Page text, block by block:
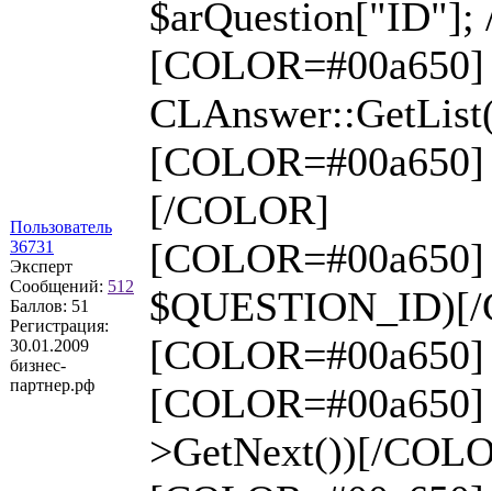
Пользователь
36731
Эксперт
Сообщений: 512
Баллов: 51
Регистрация:
30.01.2009
бизнес-
партнер.рф
$arQuestion["ID"];
[/COLOR]
>GetNext())[/